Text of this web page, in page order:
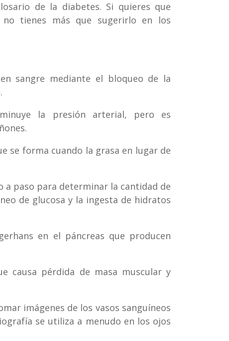
de la diabetes. Si quieres que
no tienes más que sugerirlo en los
sangre mediante el bloqueo de la
la presión arterial, pero es
se forma cuando la grasa en lugar de
a paso para determinar la cantidad de
de glucosa y la ingesta de hidratos
en el páncreas que producen
causa pérdida de masa muscular y
imágenes de los vasos sanguíneos
se utiliza a menudo en los ojos